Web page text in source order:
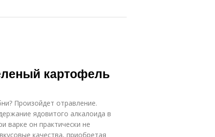
картофель
Произойдет отравление.
ядовитого алкалоида в
варке он практически не
качества, приобретая